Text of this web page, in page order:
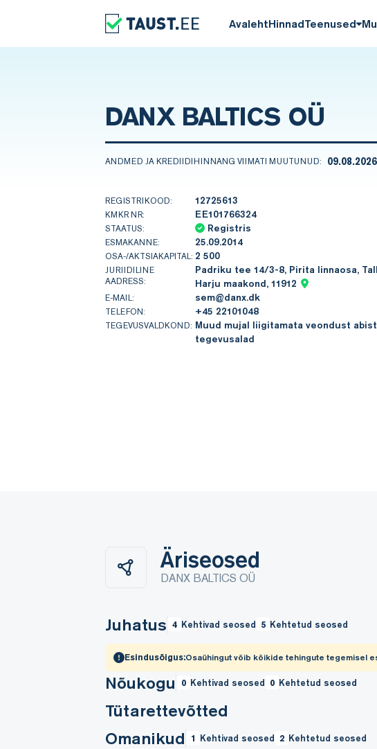
AvalehtHinnadTeenused
DANX BALTICS OÜ
ANDMED JA KREDIIDIHINNANG VIIMATI MUUTUNUD: 09.08.2026
REGISTRIKOOD: 12725613
KMKR NR: EE101766324
STAATUS: Registris
ESMAKANNE: 25.09.2014
OSA-/AKTSIAKAPITAL: 2 500
JURIIDILINE
AADRESS:
Padriku tee 14/3-8, Pirita linnaosa,
Harju maakond, 11912
E-MAIL: sem@danx.dk
TELEFON: +45 22101048
TEGEVUSVALDKOND: Muud mujal liigitamata veondust
tegevusalad
Äriseosed
DANX BALTICS OÜ
Juhatus 4 Kehtivad seosed 5 Kehtetud seosed
Esindusõigus:Osaühingut võib kõikide tehingute tegemisel
Nõukogu 0 Kehtivad seosed 0 Kehtetud seosed
Tütarettevõtted
Omanikud
1 Kehtivad seosed 2 Kehtetud seosed